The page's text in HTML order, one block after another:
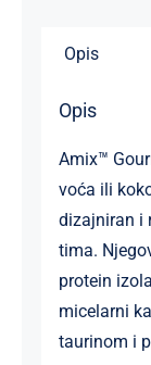
Opis
Opis
Amix™
voća ili
dizajniran i
tima.
protein
micelarni
taurinom i